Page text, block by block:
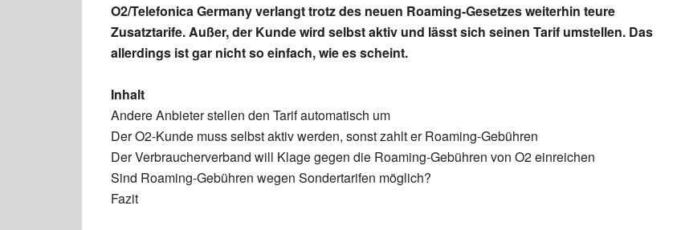
O2/Telefonica Germany verlangt trotz des neuen Roaming-Gesetzes weiterhin teure
Zusatztarife. Außer, der Kunde wird selbst aktiv und lässt sich seinen Tarif umstellen. Das
allerdings ist gar nicht so einfach, wie es scheint.
Inhalt
Andere Anbieter stellen den Tarif automatisch um
Der O2-Kunde muss selbst aktiv werden, sonst zahlt er Roaming-Gebühren
Der Verbraucherverband will Klage gegen die Roaming-Gebühren von O2 einreichen
Sind Roaming-Gebühren wegen Sondertarifen möglich?
Fazit